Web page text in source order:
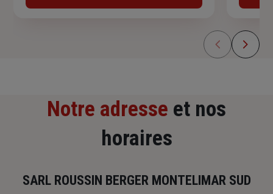
Notre adresse et nos
horaires
SARL ROUSSIN BERGER MONTELIMAR SUD